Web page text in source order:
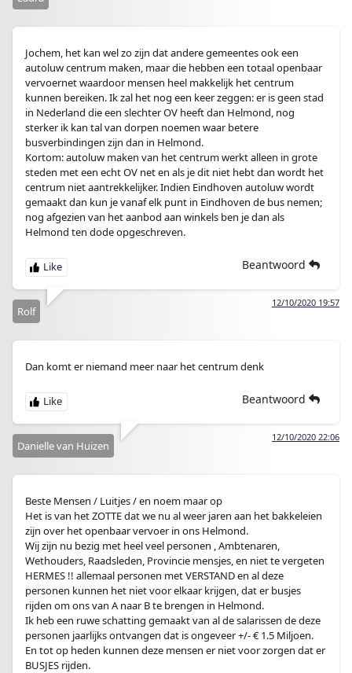
Jochem, het kan wel zo zijn dat andere gemeentes ook een
autoluw centrum maken, maar die hebben een totaal openbaar
vervoernet waardoor mensen heel makkelijk het centrum
kunnen bereiken. Ik zal het nog een keer zeggen: er is geen stad
in Nederland die een slechter OV heeft dan Helmond, nog
sterker ik kan tal van dorpen noemen waar betere
busverbindingen zijn dan in Helmond.
Kortom: autoluw maken van het centrum werkt alleen in grote
steden met een echt OV net en als je dit niet hebt dan wordt het
centrum niet aantrekkelijker. Indien Eindhoven autoluw wordt
gemaakt dan kun je vanaf elk punt in Eindhoven de bus nemen;
nog afgezien van het aanbod aan winkels ben je dan als
Helmond ten dode opgeschreven.
Beantwoord
12/10/2020 19:57
Rolf
Dan komt er niemand meer naar het centrum denk
Beantwoord
12/10/2020 22:06
Danielle van Huizen
Beste Mensen / Luitjes / en noem maar op
Het is van het ZOTTE dat we nu al weer jaren aan het bakkeleien
zijn over het openbaar vervoer in ons Helmond.
Wij zijn nu bezig met heel veel personen , Ambtenaren,
Wethouders, Raadsleden, Provincie mensjes, en niet te vergeten
HERMES !! allemaal personen met VERSTAND en al deze
personen kunnen het niet voor elkaar krijgen, dat er busjes
rijden om ons van A naar B te brengen in Helmond.
Ik heb een ruwe schatting gemaakt van al de salarissen de deze
personen jaarlijks ontvangen dat is ongeveer +/- € 1.5 Miljoen.
En tot op heden kunnen deze mensen er niet voor zorgen dat er
BUSJES rijden.